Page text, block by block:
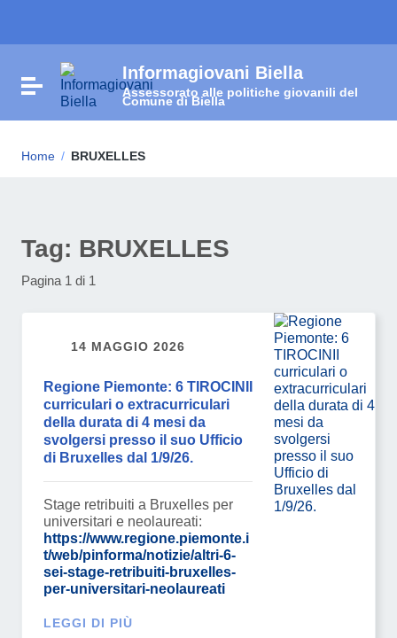
Attiva / disattiva la navigazione
Informagiovani Biella
Assessorato alle politiche giovanili del
Comune di Biella
Home / BRUXELLES
Tag: BRUXELLES
Pagina 1 di 1
14 MAGGIO 2026
Regione Piemonte: 6 TIROCINII
curriculari o extracurriculari
della durata di 4 mesi da
svolgersi presso il suo Ufficio
di Bruxelles dal 1/9/26.
Stage retribuiti a Bruxelles per
universitari e neolaureati:
https://www.regione.piemonte.i
t/web/pinforma/notizie/altri-6-
sei-stage-retribuiti-bruxelles-
per-universitari-neolaureati
LEGGI DI PIÙ